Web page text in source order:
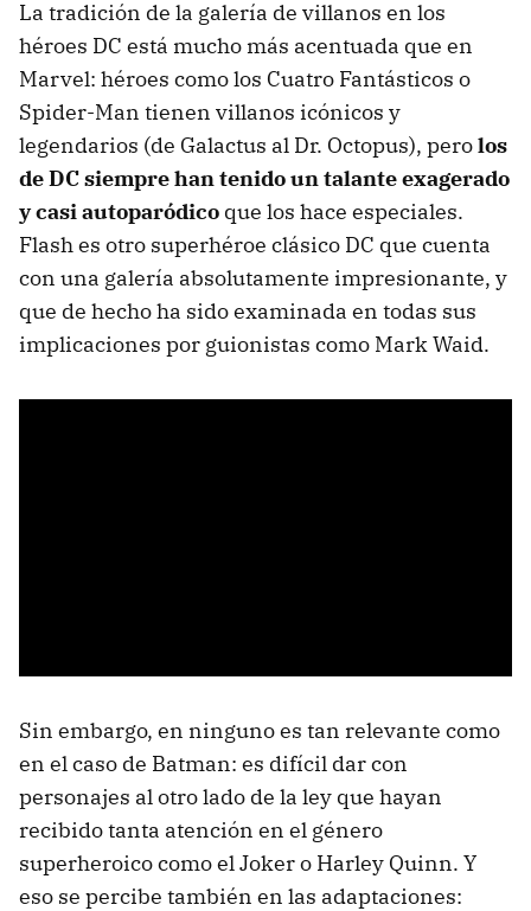
La tradición de la galería de villanos en los
héroes DC está mucho más acentuada que en
Marvel: héroes como los Cuatro Fantásticos o
Spider-Man tienen villanos icónicos y
legendarios (de Galactus al Dr. Octopus), perolos
de DC siempre han tenido un talante exagerado
y casi autoparódico que los hace especiales.
Flash es otro superhéroe clásico DC que cuenta
con una galería absolutamente impresionante, y
que de hecho ha sido examinada en todas sus
implicaciones por guionistas como Mark Waid.
Sin embargo, en ninguno es tan relevante como
en el caso de Batman: es difícil dar con
personajes al otro lado de la ley que hayan
recibido tanta atención en el género
superheroico como el Joker o Harley Quinn. Y
eso se percibe también en las adaptaciones: